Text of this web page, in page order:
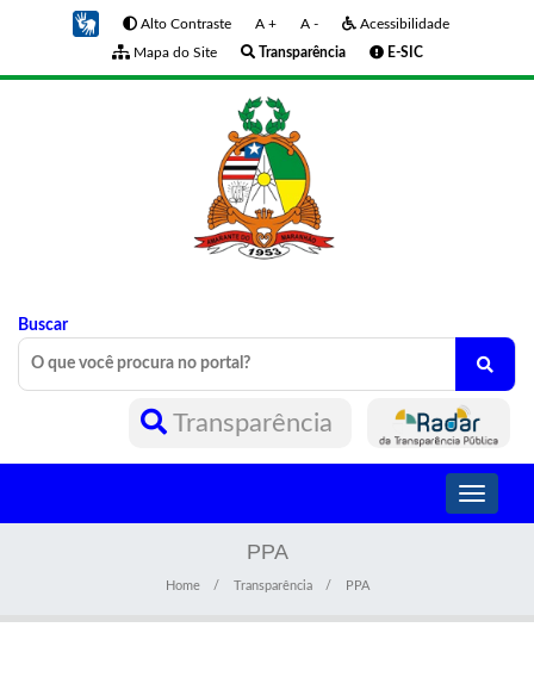
Alto Contraste A + A -
Acessibilidade
Mapa do Site
Transparência E-SIC
Buscar
Transparência
Toggle
PPA
Home Transparência PPA